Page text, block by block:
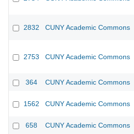
2832 CUNY Academic Commons
2753 CUNY Academic Commons
364 CUNY Academic Commons
1562 CUNY Academic Commons
658 CUNY Academic Commons